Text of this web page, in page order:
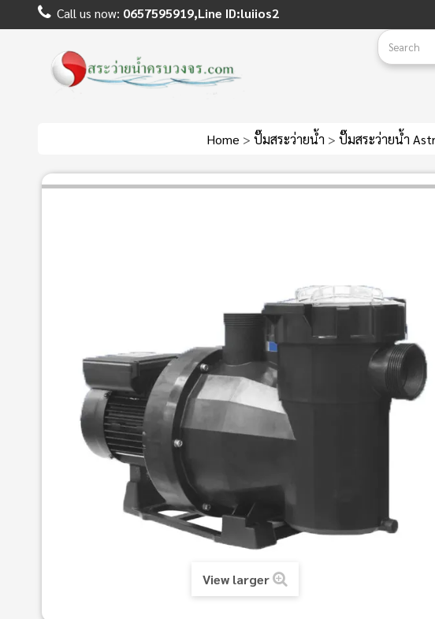
Call us now: 0657595919,Line ID:luiios2
Home > ปั๊มสระว่ายน้ำ > ปั๊มสระว่ายน้ำ
View larger